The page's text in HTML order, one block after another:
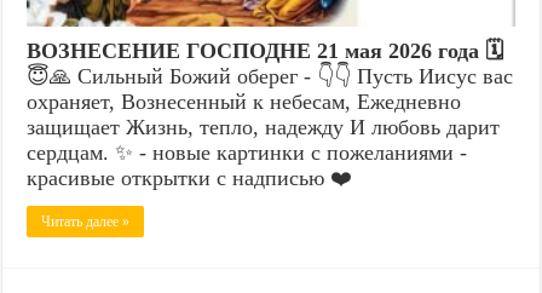
ВОЗНЕСЕНИЕ ГОСПОДНЕ 21 мая 2026 года 🗓️
😇🙏 Сильный Божий оберег - 👇👇 Пусть Иисус вас
охраняет, Вознесенный к небесам, Ежедневно
защищает Жизнь, тепло, надежду И любовь дарит
сердцам. ✨ - новые картинки с пожеланиями -
красивые открытки с надписью ❤️
Читать далее »